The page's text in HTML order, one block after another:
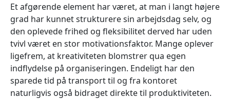
Et afgørende element har været, at man i langt højere
grad har kunnet strukturere sin arbejdsdag selv, og
den oplevede frihed og fleksibilitet derved har uden
tvivl været en stor motivationsfaktor. Mange oplever
ligefrem, at kreativiteten blomstrer qua egen
indflydelse på organiseringen. Endeligt har den
sparede tid på transport til og fra kontoret
naturligvis også bidraget direkte til produktiviteten.